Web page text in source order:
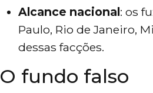
Alcance nacional: os
Paulo, Rio de Janeiro,
dessas facções.
O fundo falso